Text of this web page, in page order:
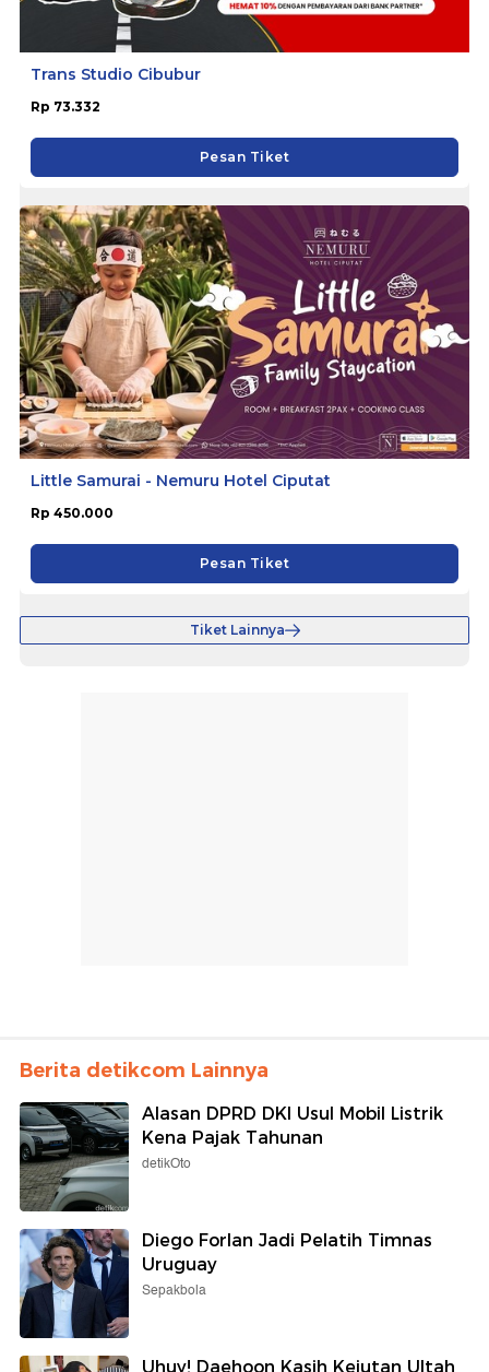
Trans Studio Cibubur
Rp 73.332
Pesan Tiket
Little Samurai - Nemuru Hotel Ciputat
Rp 450.000
Pesan Tiket
Tiket Lainnya
Berita detikcom Lainnya
Alasan DPRD DKI Usul Mobil Listrik
Kena Pajak Tahunan
detikOto
Diego Forlan Jadi Pelatih Timnas
Uruguay
Sepakbola
Uhuy! Daehoon Kasih Kejutan Ultah